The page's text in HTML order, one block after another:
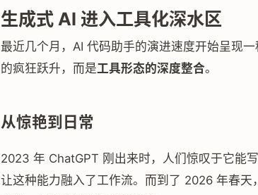
生成式 AI 进入工具化深水区
最近几个月，AI 代码助手的演进速度开始呈现
的疯狂跃升，而是工具形态的深度整合。
从惊艳到日常
2023 年 ChatGPT 刚出来时，人们惊叹于它能
让这种能力融入了工作流。而到了 2026 年春